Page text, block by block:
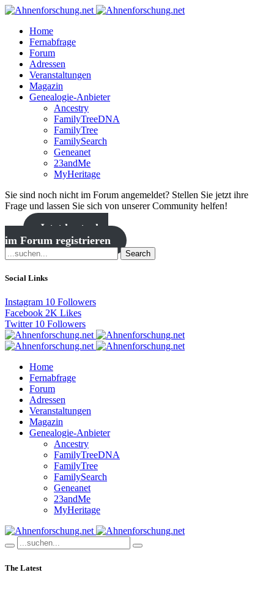
Home
Fernabfrage
Forum
Adressen
Veranstaltungen
Magazin
Genealogie-Anbieter
Ancestry
FamilyTreeDNA
FamilyTree
FamilySearch
Geneanet
23andMe
MyHeritage
Sie sind noch nicht im Forum angemeldet? Stellen Sie jetzt ihre
Frage und lassen Sie sich von unserer Community helfen!
Jetzt kostenlos
im Forum registrieren
Search
Social Links
Instagram 10 Followers
Facebook 2K Likes
Twitter 10 Followers
Home
Fernabfrage
Forum
Adressen
Veranstaltungen
Magazin
Genealogie-Anbieter
Ancestry
FamilyTreeDNA
FamilyTree
FamilySearch
Geneanet
23andMe
MyHeritage
The Latest